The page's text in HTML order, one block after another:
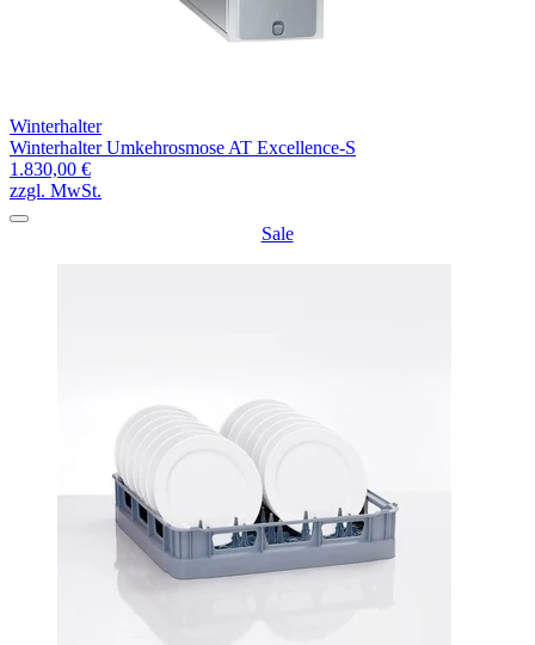
Winterhalter
Winterhalter Umkehrosmose AT Excellence-S
1.830,00 €
zzgl. MwSt.
Sale